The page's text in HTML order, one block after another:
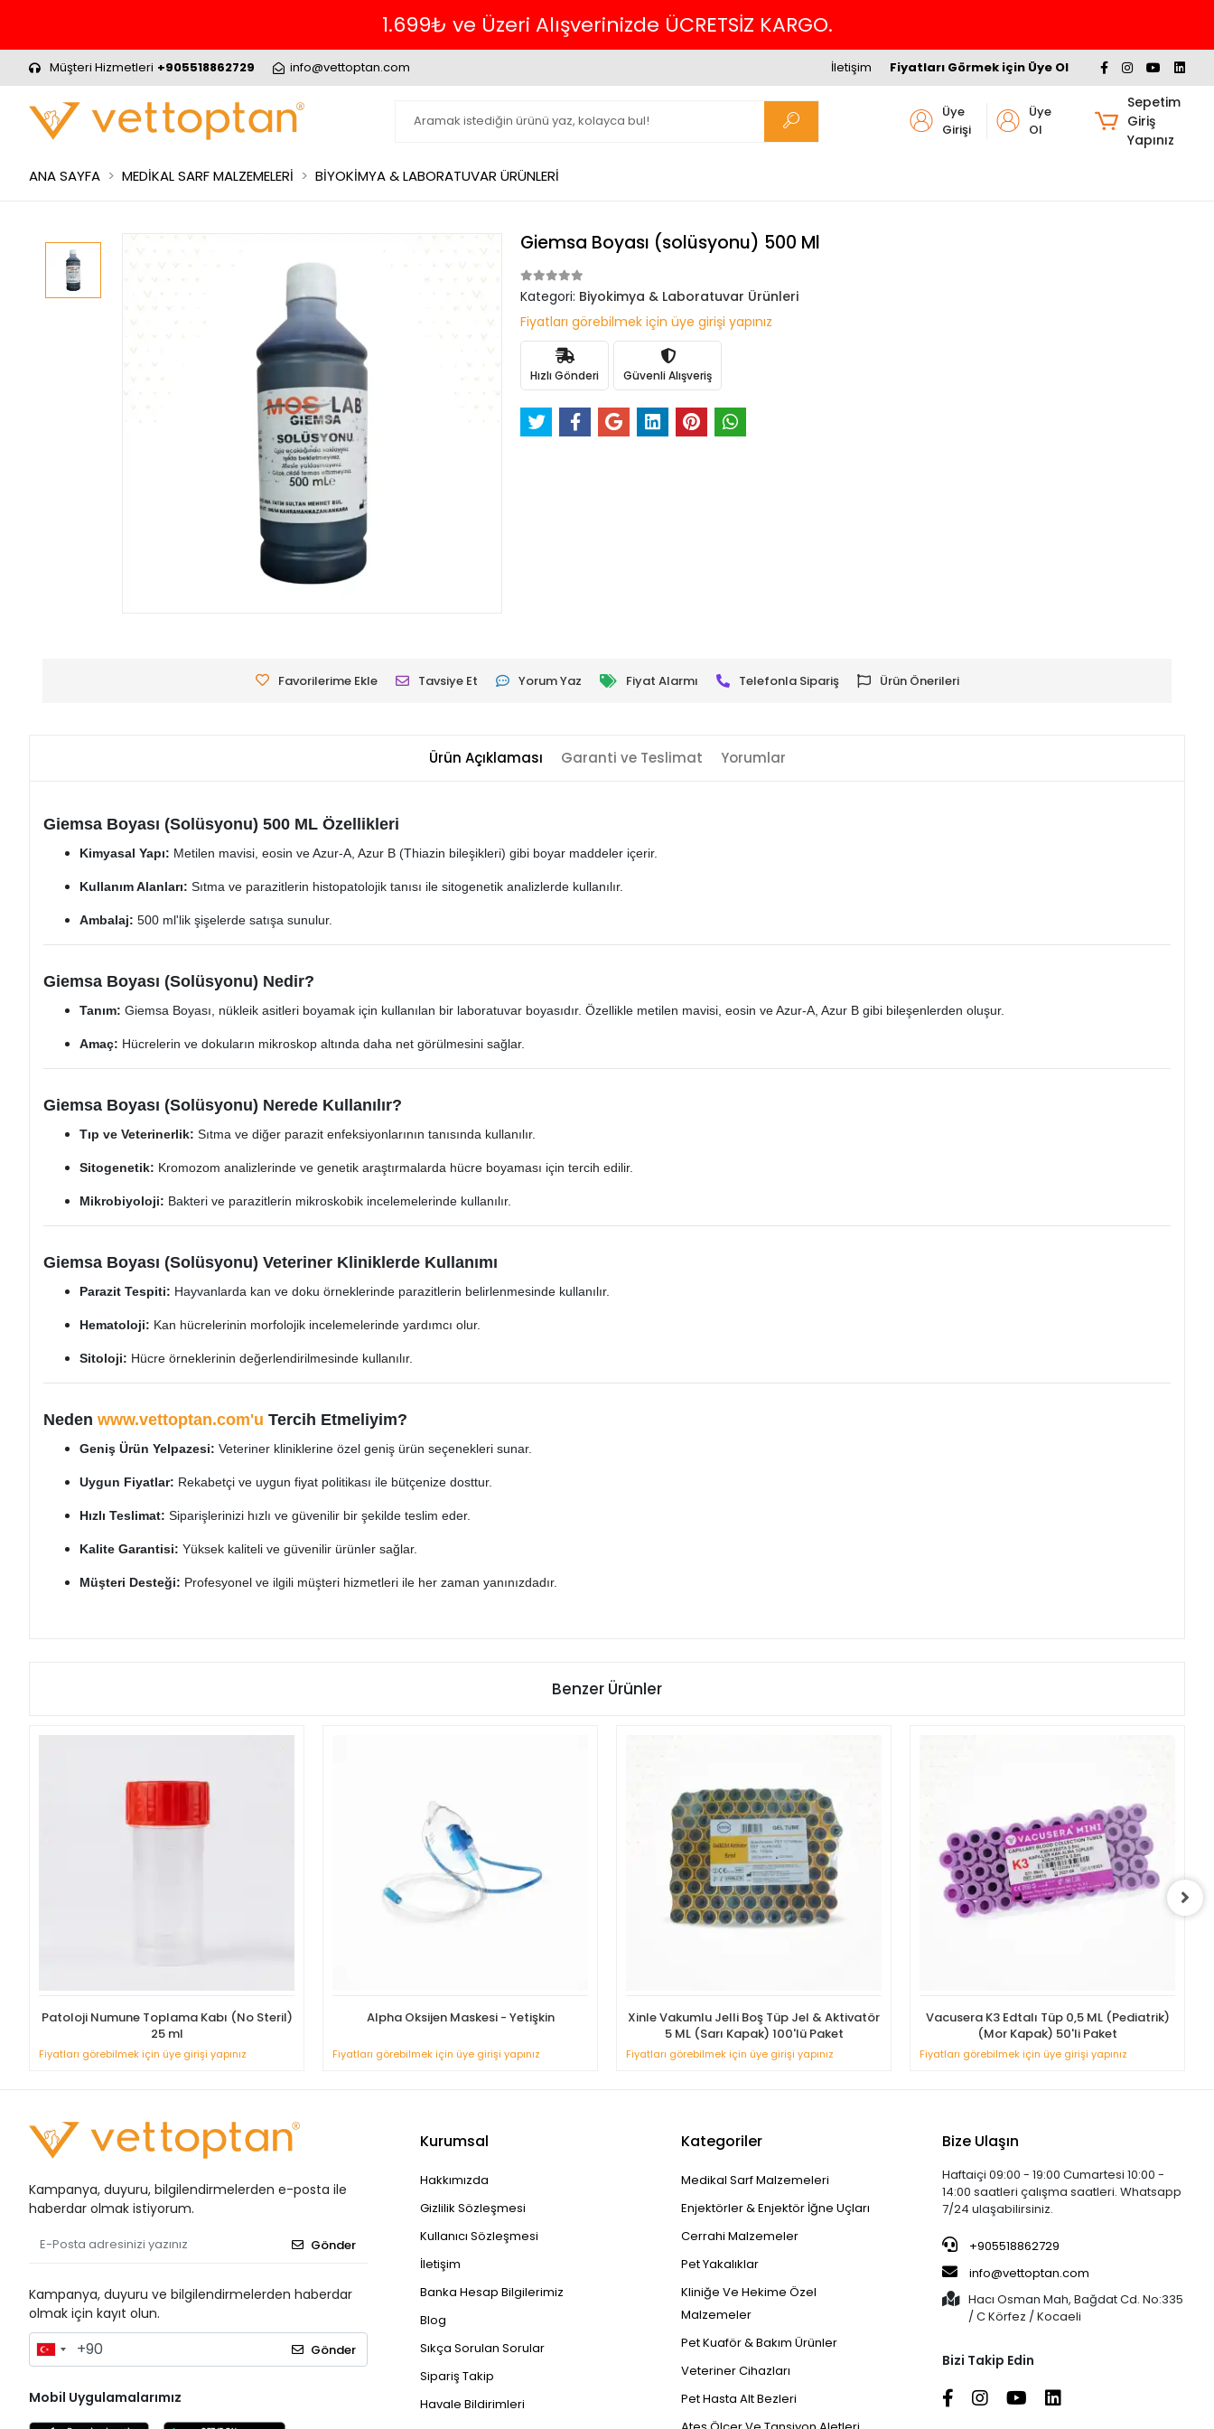
1.699₺ ve Üzeri Alışverinizde ÜCRETSİZ KARGO.
Müşteri Hizmetleri +905518862729 info@vettoptan.com Fiyatları Görmek için Üye Ol
İletişim
Üye
Girişi
Üye
Ol
Sepetim
Giriş
Yapınız
ANA SAYFA MEDİKAL SARF MALZEMELERİ BİYOKİMYA & LABORATUVAR ÜRÜNLERİ
Giemsa Boyası (solüsyonu) 500 Ml
Kategori: Biyokimya & Laboratuvar Ürünleri
Fiyatları görebilmek için üye girişi yapınız
Hızlı Gönderi Güvenli Alışveriş
Favorilerime Ekle Tavsiye Et Yorum Yaz Fiyat Alarmı Telefonla Sipariş Ürün Önerileri
Ürün Açıklaması Garanti ve Teslimat Yorumlar
Giemsa Boyası (Solüsyonu) 500 ML Özellikleri
Kimyasal Yapı: Metilen mavisi, eosin ve Azur-A, Azur B (Thiazin bileşikleri) gibi boyar maddeler içerir.
Kullanım Alanları: Sıtma ve parazitlerin histopatolojik tanısı ile sitogenetik analizlerde kullanılır.
Ambalaj: 500 ml'lik şişelerde satışa sunulur.
Giemsa Boyası (Solüsyonu) Nedir?
Tanım: Giemsa Boyası, nükleik asitleri boyamak için kullanılan bir laboratuvar boyasıdır. Özellikle metilen mavisi, eosin ve Azur-A, Azur B gibi bileşenlerden oluşur.
Amaç: Hücrelerin ve dokuların mikroskop altında daha net görülmesini sağlar.
Giemsa Boyası (Solüsyonu) Nerede Kullanılır?
Tıp ve Veterinerlik: Sıtma ve diğer parazit enfeksiyonlarının tanısında kullanılır.
Sitogenetik: Kromozom analizlerinde ve genetik araştırmalarda hücre boyaması için tercih edilir.
Mikrobiyoloji: Bakteri ve parazitlerin mikroskobik incelemelerinde kullanılır.
Giemsa Boyası (Solüsyonu) Veteriner Kliniklerde Kullanımı
Parazit Tespiti: Hayvanlarda kan ve doku örneklerinde parazitlerin belirlenmesinde kullanılır.
Hematoloji: Kan hücrelerinin morfolojik incelemelerinde yardımcı olur.
Sitoloji: Hücre örneklerinin değerlendirilmesinde kullanılır.
Neden www.vettoptan.com'u Tercih Etmeliyim?
Geniş Ürün Yelpazesi: Veteriner kliniklerine özel geniş ürün seçenekleri sunar.
Uygun Fiyatlar: Rekabetçi ve uygun fiyat politikası ile bütçenize dosttur.
Hızlı Teslimat: Siparişlerinizi hızlı ve güvenilir bir şekilde teslim eder.
Kalite Garantisi: Yüksek kaliteli ve güvenilir ürünler sağlar.
Müşteri Desteği: Profesyonel ve ilgili müşteri hizmetleri ile her zaman yanınızdadır.
Benzer Ürünler
Patoloji Numune Toplama Kabı (No Steril)
25 ml
Fiyatları görebilmek için üye girişi yapınız
Alpha Oksijen Maskesi - Yetişkin
Fiyatları görebilmek için üye girişi yapınız
Xinle Vakumlu Jelli Boş Tüp Jel & Aktivatör
5 ML (Sarı Kapak) 100'lü Paket
Fiyatları görebilmek için üye girişi yapınız
Vacusera K3 Edtalı Tüp 0,5 ML (Pediatrik)
(Mor Kapak) 50'li Paket
Fiyatları görebilmek için üye girişi yapınız
Kampanya, duyuru, bilgilendirmelerden e-posta ile
haberdar olmak istiyorum.
Gönder
Kampanya, duyuru ve bilgilendirmelerden haberdar
olmak için kayıt olun.
Gönder
Mobil Uygulamalarımız
Kurumsal
Hakkımızda
Gizlilik Sözleşmesi
Kullanıcı Sözleşmesi
İletişim
Banka Hesap Bilgilerimiz
Blog
Sıkça Sorulan Sorular
Sipariş Takip
Havale Bildirimleri
Kategoriler
Medikal Sarf Malzemeleri
Enjektörler & Enjektör İğne Uçları
Cerrahi Malzemeler
Pet Yakalıklar
Kliniğe Ve Hekime Özel
Malzemeler
Pet Kuaför & Bakım Ürünler
Veteriner Cihazları
Pet Hasta Alt Bezleri
Bize Ulaşın
Haftaiçi 09:00 - 19:00 Cumartesi 10:00 -
14:00 saatleri çalışma saatleri. Whatsapp
7/24 ulaşabilirsiniz.
+905518862729
info@vettoptan.com
Hacı Osman Mah, Bağdat Cd. No:335
/ C Körfez / Kocaeli
Bizi Takip Edin